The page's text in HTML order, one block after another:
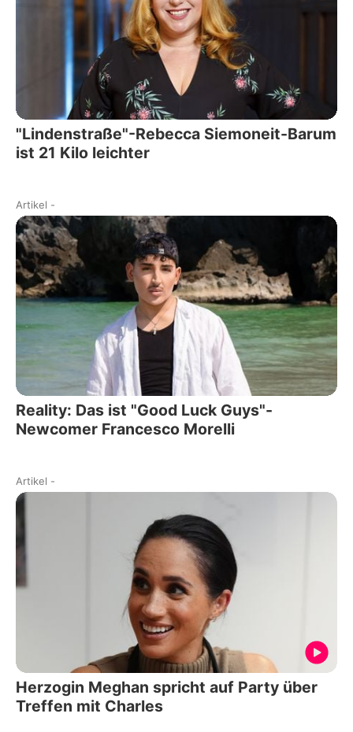
"Lindenstraße"-Rebecca Siemoneit-Barum
ist 21 Kilo leichter
Artikel -
Reality: Das ist "Good Luck Guys"-
Newcomer Francesco Morelli
Artikel -
Herzogin Meghan spricht auf Party über
Treffen mit Charles